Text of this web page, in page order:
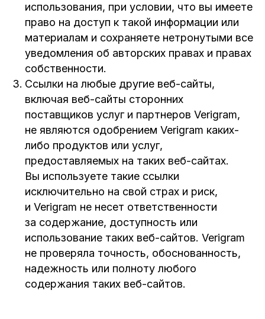
использования, при условии, что вы имеете
право на доступ к такой информации или
материалам и сохраняете нетронутыми все
уведомления об авторских правах и правах
собственности.
Ссылки на любые другие веб-сайты,
включая веб-сайты сторонних
поставщиков услуг и партнеров Verigram,
не являются одобрением Verigram каких-
либо продуктов или услуг,
предоставляемых на таких веб-сайтах.
Вы используете такие ссылки
исключительно на свой страх и риск,
и Verigram не несет ответственности
за содержание, доступность или
использование таких веб-сайтов. Verigram
не проверяла точность, обоснованность,
надежность или полноту любого
содержания таких веб-сайтов.